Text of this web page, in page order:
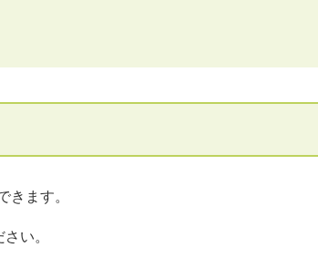
きます。
い。